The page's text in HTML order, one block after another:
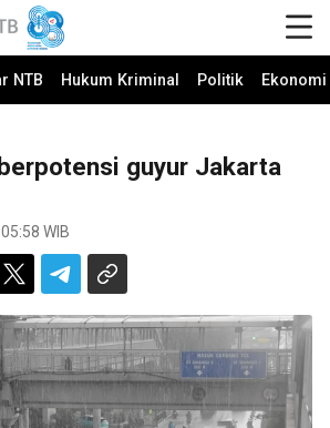
NTB Hukum Kriminal Politik
guyur Jakarta
WIB